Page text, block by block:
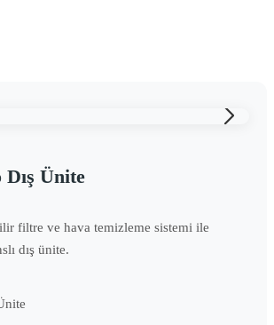
Ünite
filtre ve hava temizleme sistemi ile
dış ünite.